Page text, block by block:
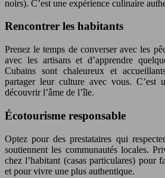
noirs). C’est une expérience culinaire
Rencontrer les habitants
Prenez le temps de converser avec les
avec les artisans et d’apprendre
Cubains sont chaleureux et
partager leur culture avec vous. C’est
découvrir l’âme de l’île.
Écotourisme responsable
Optez pour des prestataires qui
soutiennent les communautés locales.
chez l’habitant (casas particulares) pour
et pour vivre une plus authentique.